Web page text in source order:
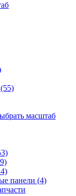
масштаб
панели (4)